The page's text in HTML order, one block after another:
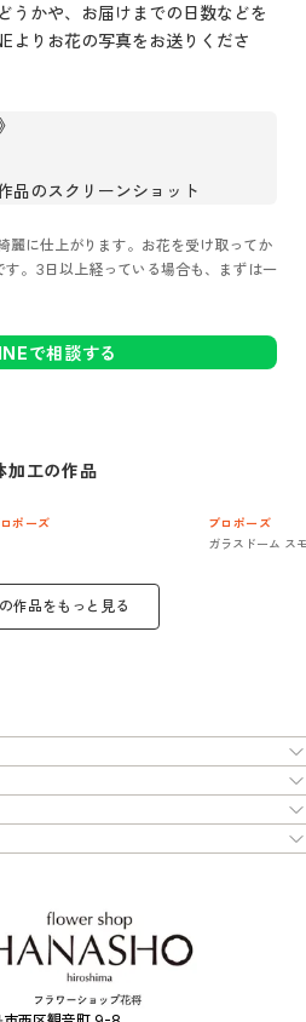
うかや、お届けまでの日数などを
よりお花の写真をお送りくださ
品のスクリーンショット
麗に仕上がります。お花を受け取ってか
す。3日以上経っている場合も、まずは一
で相談する
加工の作品
ポーズ
プロポーズ
ガラスドーム ス
の作品をもっと見る